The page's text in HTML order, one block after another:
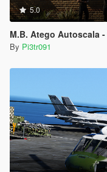
5.0
M.B. Atego Autoscala
By Pi3tr091